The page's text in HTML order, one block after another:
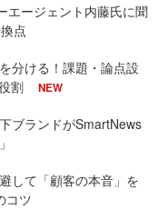
エージェント内藤氏に聞
点
分ける！課題・論点設
割
NEW
ブランドがSmartNews
して「顧客の本音」を
コツ